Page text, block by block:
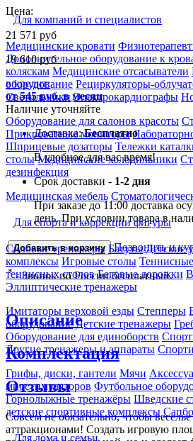
Для компаний и специалистов
Медицинские кровати
Дополнительное оборудование к
коляскам Медицинские отсасыватели
оборудование Рециркуляторы-
Светильники Электрокардиографы
Оборудование для салонов красоты
Прикроватные мониторы
Шприцевые дозаторы Тележки
столы Медицинские холодильники
дезинфекция
Медицинская мебель
Для спорта и коррекции фигуры
Силовые тренажеры Батуты Детские
комплексы Игровые столы
теннисных столов Беговые дорожки
Эллиптические тренажеры
Имитаторы верховой езды Степперы
оборудование Детские тренажеры
Оборудование для единоборств
Другие тренажеры и аппараты
Грифы, диски, гантели Мячи
миостимуляторов Футбольное
Горнолыжные тренажёры Шведские
детские спортивные комплексы
Для дома и семьи
Цена:
21 571 руб
19 610руб
в кредит:
от 545 руб. в месяц
Наличие уточняйте
Доставка:Бесплатно
В удобное для вас время!
Срок доставки - 1-2 дня
При заказе до 11:00 доставка
день. При условии товара в
Добавить в корзину Позвонить и
*- Звонок по России бесплатный.
Описание
Комплектация
Отзывы
Совсем не обязательно, чтобы
аттракционами! Создать игровую